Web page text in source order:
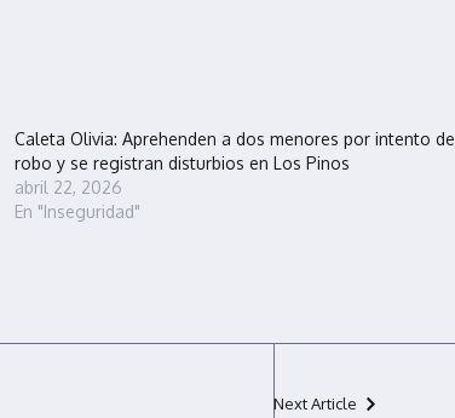
Caleta Olivia: Aprehenden a dos menores por intento de
robo y se registran disturbios en Los Pinos
abril 22, 2026
En "Inseguridad"
Next Article